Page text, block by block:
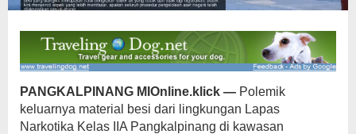
PANGKALPINANG MIOnline.klick — Polemik
keluarnya material besi dari lingkungan Lapas
Narkotika Kelas IIA Pangkalpinang di kawasan